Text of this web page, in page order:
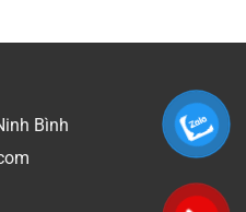
Bình